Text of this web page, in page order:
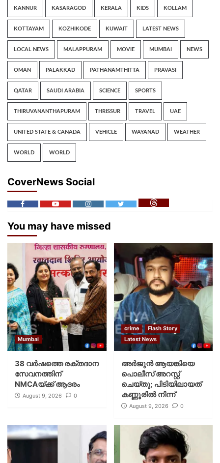
KANNUR KASARAGOD KERALA KIDS KOLLAM
KOTTAYAM KOZHIKODE KUWAIT LATEST NEWS
LOCAL NEWS MALAPPURAM MOVIE MUMBAI NEWS
OMAN PALAKKAD PATHANAMTHITTA PRAVASI
QATAR SAUDI ARABIA SCIENCE SPORTS
THIRUVANANTHAPURAM THRISSUR TRAVEL UAE
UNITED STATE & CANADA VEHICLE WAYANAD WEATHER
WORLD WORLD
CoverNews Social
You may have missed
Mumbai
38 വർഷത്തെ രക്തദാന
സേവനത്തിന്
NMCAയ്ക്ക് ആദരം
August 9, 2026 0
crime
Flash Story
Latest News
അർജുൻ ആയങ്കിയെ
പൊലീസ് അറസ്റ്റ്
ചെയ്‌തു; പിടിയിലായത്
കണ്ണൂരിൽ നിന്ന്
August 9, 2026 0